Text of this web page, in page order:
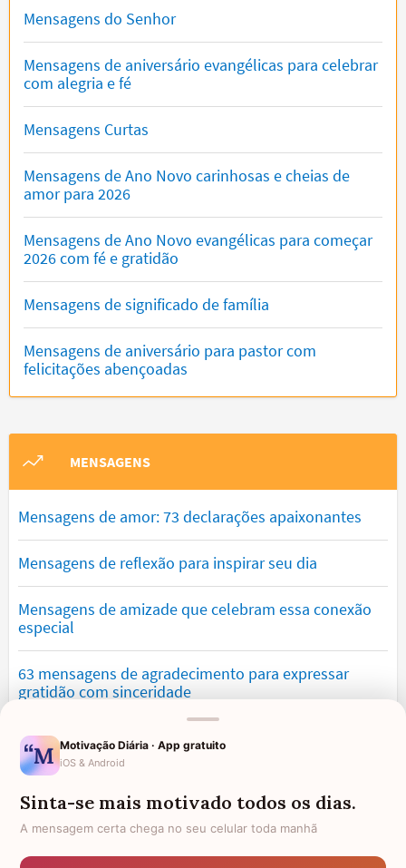
Mensagens do Senhor
Mensagens de aniversário evangélicas para celebrar
com alegria e fé
Mensagens Curtas
Mensagens de Ano Novo carinhosas e cheias de
amor para 2026
Mensagens de Ano Novo evangélicas para começar
2026 com fé e gratidão
Mensagens de significado de família
Mensagens de aniversário para pastor com
felicitações abençoadas
MENSAGENS
Mensagens de amor: 73 declarações apaixonantes
Mensagens de reflexão para inspirar seu dia
Mensagens de amizade que celebram essa conexão
especial
63 mensagens de agradecimento para expressar
gratidão com sinceridade
Mensagens de saudade que tocam o coração e
expressam falta
Mensagens de otimismo que vão encher você de
confiança
Motivação Diária · App gratuito
iOS & Android
Sinta-se mais motivado todos os dias.
A mensagem certa chega no seu celular toda manhã